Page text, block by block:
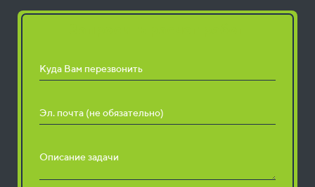
Куда Вам перезвонить
Эл. почта (не обязательно)
Описание задачи